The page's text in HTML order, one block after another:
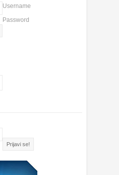
Username
Password